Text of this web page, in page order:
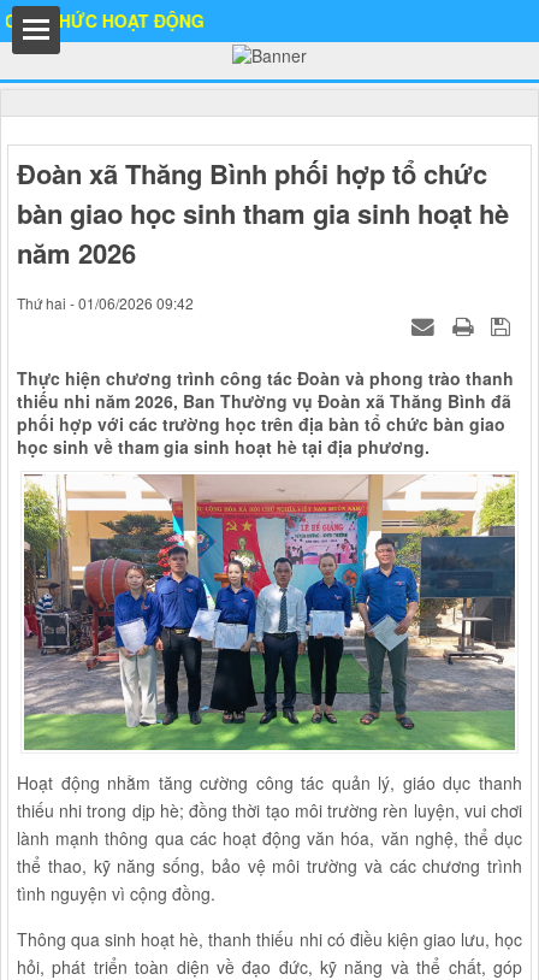
HOẠT ĐỘNG
Đoàn xã Thăng Bình phối hợp tổ chức
bàn giao học sinh tham gia sinh hoạt hè
năm 2026
Thứ hai - 01/06/2026 09:42
Thực hiện chương trình công tác Đoàn và phong trào thanh
thiếu nhi năm 2026, Ban Thường vụ Đoàn xã Thăng Bình đã
phối hợp với các trường học trên địa bàn tổ chức bàn giao
học sinh về tham gia sinh hoạt hè tại địa phương.
Hoạt động nhằm tăng cường công tác quản lý, giáo dục thanh
thiếu nhi trong dịp hè; đồng thời tạo môi trường rèn luyện, vui chơi
lành mạnh thông qua các hoạt động văn hóa, văn nghệ, thể dục
thể thao, kỹ năng sống, bảo vệ môi trường và các chương trình
tình nguyện vì cộng đồng.
Thông qua sinh hoạt hè, thanh thiếu nhi có điều kiện giao lưu, học
hỏi, phát triển toàn diện về đạo đức, kỹ năng và thể chất, góp